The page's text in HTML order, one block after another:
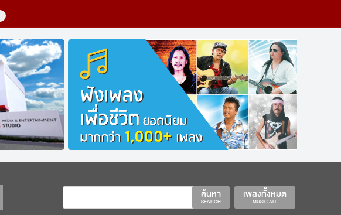
เพลงทั้งหมด
MUSIC ALL
ค้นหา
SEARCH